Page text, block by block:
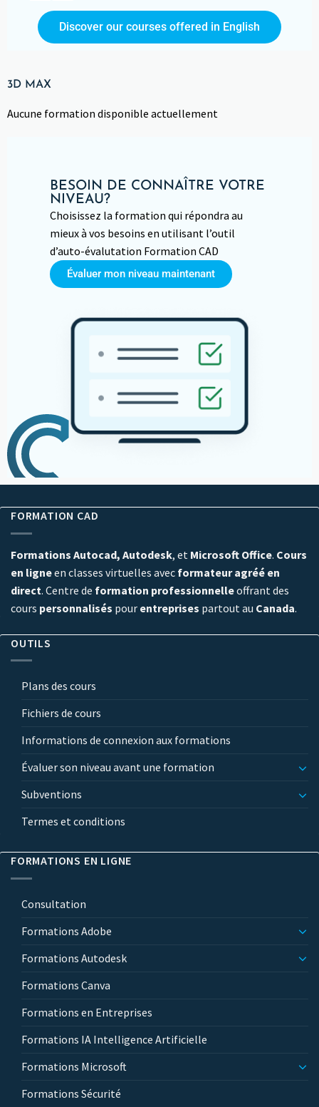
Discover our courses offered in English
3D MAX
Aucune formation disponible actuellement
BESOIN DE CONNAÎTRE VOTRE
NIVEAU?
Choisissez la formation qui répondra au
mieux à vos besoins en utilisant l’outil
d’auto-évalutation Formation CAD
Évaluer mon niveau maintenant
FORMATION CAD
Formations Autocad, Autodesk, et Microsoft Office. Cours
en ligneen classes virtuelles avec formateur agréé en
direct. Centre de formation professionnelleoffrant des
cours personnalisés pour entreprises partout au Canada.
OUTILS
Plans des cours
Fichiers de cours
Informations de connexion aux formations
Évaluer son niveau avant une formation
Subventions
Termes et conditions
FORMATIONS EN LIGNE
Consultation
Formations Adobe
Formations Autodesk
Formations Canva
Formations en Entreprises
Formations IA Intelligence Artificielle
Formations Microsoft
Formations Sécurité